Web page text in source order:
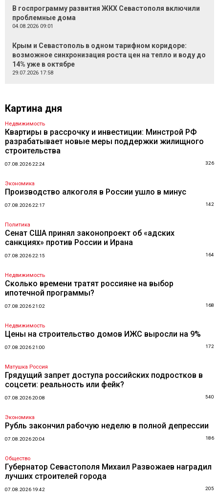
В госпрограмму развития ЖКХ Севастополя включили
проблемные дома
04.08.2026 09:01
Крым и Севастополь в одном тарифном коридоре:
возможное синхронизация роста цен на тепло и воду до
14% уже в октябре
29.07.2026 17:58
Картина дня
Недвижимость
Квартиры в рассрочку и инвестиции: Минстрой РФ
разрабатывает новые меры поддержки жилищного
строительства
07.08.2026 22:24 326
Экономика
Производство алкоголя в России ушло в минус
07.08.2026 22:17 142
Политика
Сенат США принял законопроект об «адских
санкциях» против России и Ирана
07.08.2026 22:15 164
Недвижимость
Сколько времени тратят россияне на выбор
ипотечной программы?
07.08.2026 21:02 168
Недвижимость
Цены на строительство домов ИЖС выросли на 9%
07.08.2026 21:00 172
Матушка Россия
Грядущий запрет доступа российских подростков в
соцсети: реальность или фейк?
07.08.2026 20:08 540
Экономика
Рубль закончил рабочую неделю в полной депрессии
07.08.2026 20:04 186
Общество
Губернатор Севастополя Михаил Развожаев наградил
лучших строителей города
07.08.2026 19:42 205